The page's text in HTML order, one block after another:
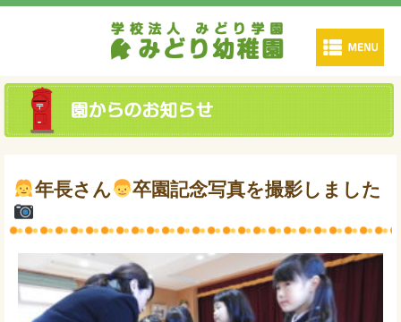
年長さん 卒園記念写真を撮影しました